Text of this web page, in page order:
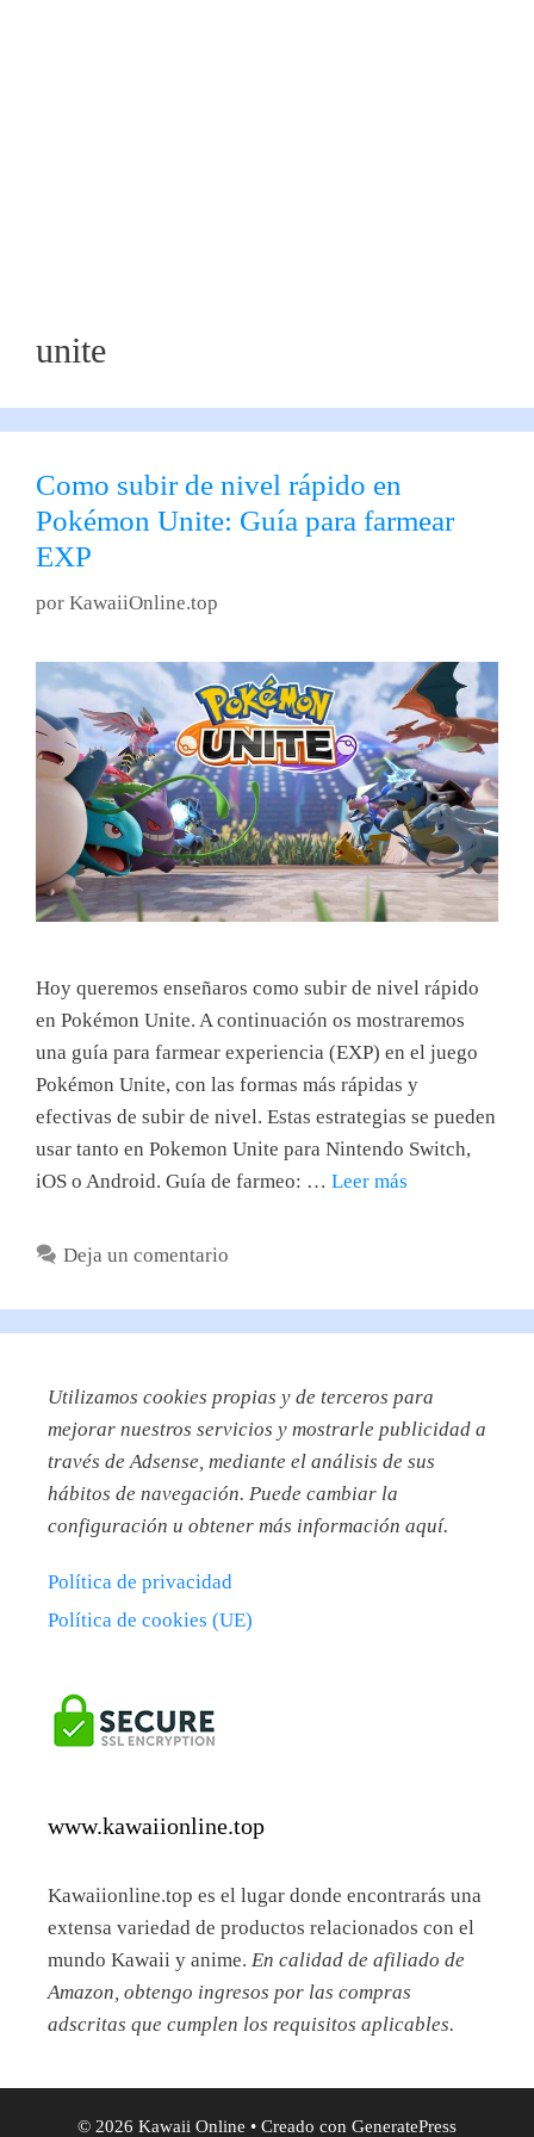
unite
Como subir de nivel rápido en
Pokémon Unite: Guía para farmear
EXP
por KawaiiOnline.top
Hoy queremos enseñaros como subir de nivel rápido
en Pokémon Unite. A continuación os mostraremos
una guía para farmear experiencia (EXP) en el juego
Pokémon Unite, con las formas más rápidas y
efectivas de subir de nivel. Estas estrategias se pueden
usar tanto en Pokemon Unite para Nintendo Switch,
iOS o Android. Guía de farmeo: … Leer más
Deja un comentario
Utilizamos cookies propias y de terceros para
mejorar nuestros servicios y mostrarle publicidad a
través de Adsense, mediante el análisis de sus
hábitos de navegación. Puede cambiar la
configuración u obtener más información aquí.
Política de privacidad
Política de cookies (UE)
www.kawaiionline.top
Kawaiionline.top es el lugar donde encontrarás una
extensa variedad de productos relacionados con el
mundo Kawaii y anime. En calidad de afiliado de
Amazon, obtengo ingresos por las compras
adscritas que cumplen los requisitos aplicables.
© 2026 Kawaii Online • Creado con GeneratePress